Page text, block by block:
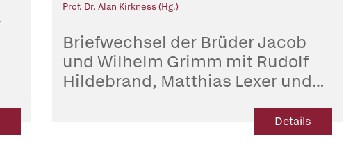
Prof. Dr. Alan Kirkness (Hg.)
Briefwechsel der Brüder Jacob
und Wilhelm Grimm mit Rudolf
Hildebrand, Matthias Lexer und
Details